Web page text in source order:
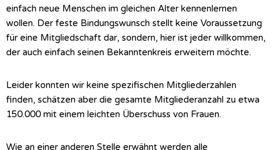
einfach neue Menschen im gleichen Alter kennenlernen
wollen. Der feste Bindungswunsch stellt keine Voraussetzung
für eine Mitgliedschaft dar, sondern, hier ist jeder willkommen,
der auch einfach seinen Bekanntenkreis erweitern möchte.
Leider konnten wir keine spezifischen Mitgliederzahlen
finden, schätzen aber die gesamte Mitgliederanzahl zu etwa
150.000 mit einem leichten Überschuss von Frauen.
Wie an einer anderen Stelle erwähnt werden alle